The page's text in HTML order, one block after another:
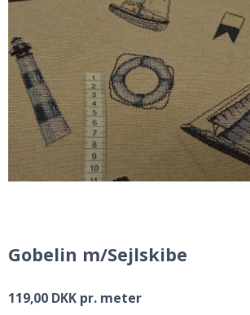
Gobelin m/Sejlskibe
119,00 DKK pr. meter